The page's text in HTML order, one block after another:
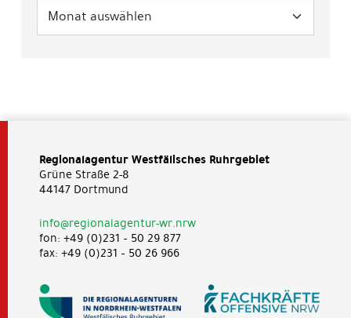
Regionalagentur Westfälisches Ruhrgebiet
Grüne Straße 2-8
44147 Dortmund
info@regionalagentur-wr.nrw
fon: +49 (0)231 – 50 29 877
fax: +49 (0)231 – 50 26 966